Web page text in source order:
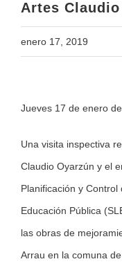
Artes
enero 17, 2019
Larger
Jueves 17 de enero
Una visita inspectiva
Claudio Oyarzún y el
Planificación y
Educación Pública
las obras de
Arrau en la comuna